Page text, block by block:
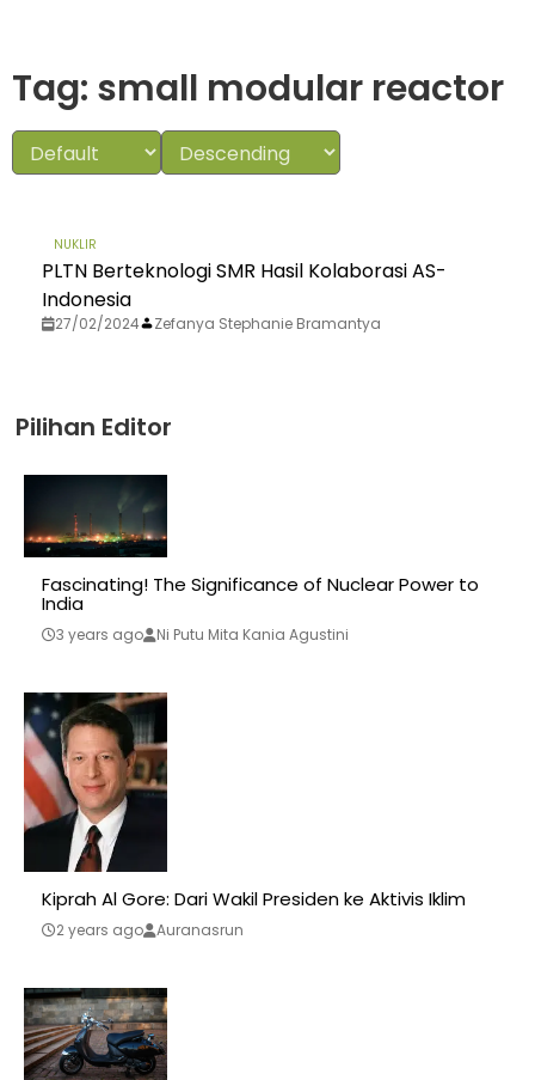
Tag: small modular reactor
NUKLIR
PLTN Berteknologi SMR Hasil Kolaborasi AS-
Indonesia
27/02/2024 Zefanya Stephanie Bramantya
Pilihan Editor
Fascinating! The Significance of Nuclear Power to
India
3 years ago Ni Putu Mita Kania Agustini
Kiprah Al Gore: Dari Wakil Presiden ke Aktivis Iklim
2 years ago Auranasrun